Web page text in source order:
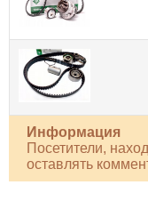
Информация
Посетители,
оставлять